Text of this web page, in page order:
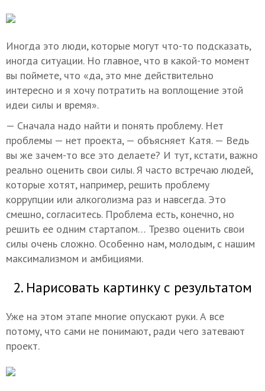
Иногда это люди, которые могут что-то подсказать,
иногда ситуации. Но главное, что в какой-то момент
вы поймете, что «да, это мне действительно
интересно и я хочу потратить на воплощение этой
идеи силы и время».
— Сначала надо найти и понять проблему. Нет
проблемы — нет проекта, — объясняет Катя. — Ведь
вы же зачем-то все это делаете? И тут, кстати, важно
реально оценить свои силы. Я часто встречаю людей,
которые хотят, например, решить проблему
коррупции или алкоголизма раз и навсегда. Это
смешно, согласитесь. Проблема есть, конечно, но
решить ее одним стартапом… Трезво оценить свои
силы очень сложно. Особенно нам, молодым, с нашим
максимализмом и амбициями.
2. Нарисовать картинку с результатом
Уже на этом этапе многие опускают руки. А все
потому, что сами не понимают, ради чего затевают
проект.